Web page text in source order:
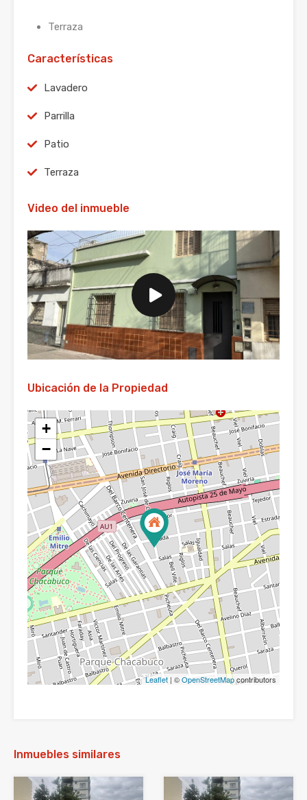
Terraza
Características
Lavadero
Parrilla
Patio
Terraza
Video del inmueble
Ubicación de la Propiedad
+
−
Leaflet | ©OpenStreetMapcontributors
Inmuebles similares